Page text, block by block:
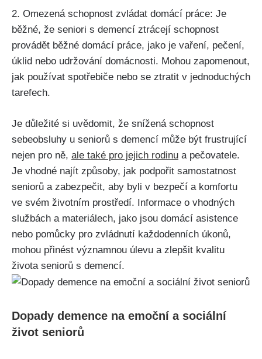
2. Omezená schopnost zvládat domácí práce: Je
běžné, že seniori s demencí ztrácejí schopnost
provádět běžné domácí práce, jako je vaření, pečení,
úklid nebo udržování domácnosti. Mohou zapomenout,
jak používat spotřebiče nebo se ztratit v jednoduchých
tarefech.
Je důležité si uvědomit, že snížená schopnost
sebeobsluhy u seniorů s demencí může být frustrující
nejen pro ně, ale také pro jejich rodinu a pečovatele.
Je vhodné najít způsoby, jak podpořit samostatnost
seniorů a zabezpečit, aby byli v bezpečí a komfortu
ve svém životním prostředí. Informace o vhodných
službách a materiálech, jako jsou domácí asistence
nebo pomůcky pro zvládnutí každodenních úkonů,
mohou přinést významnou úlevu a zlepšit kvalitu
života seniorů s demencí.
Dopady demence na emoční a sociální
život seniorů